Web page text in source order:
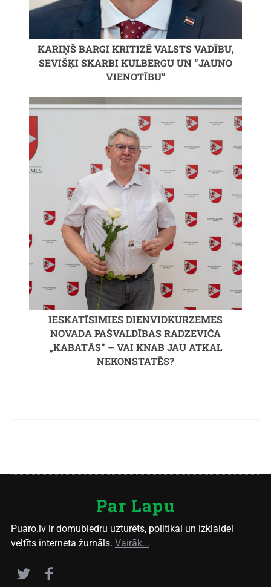
KARIŅŠ BARGI KRITIZĒ VALSTS VADĪBU,
SEVIŠĶI SKARBI KULBERGU UN “JAUNO
VIENOTĪBU”
IESKATĪSIMIES DIENVIDKURZEMES
NOVADA PAŠVALDĪBAS RADZEVIČA
„KABATĀS” – VAI KNAB JAU ATKAL
NEKONSTATĒS?
Par Lapu
Puaro.lv ir domubiedru uzturēts, politikai un izklaidei
veltīts interneta žurnāls. Vairāk...